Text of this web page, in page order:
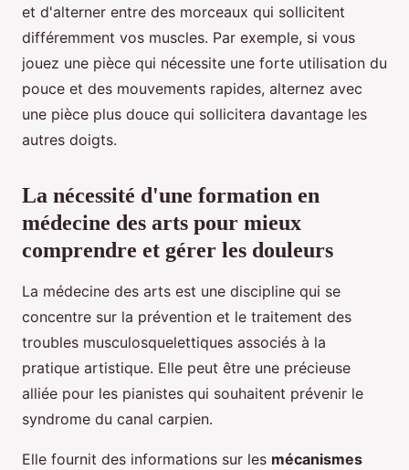
et d'alterner entre des morceaux qui sollicitent
différemment vos muscles. Par exemple, si vous
jouez une pièce qui nécessite une forte utilisation du
pouce et des mouvements rapides, alternez avec
une pièce plus douce qui sollicitera davantage les
autres doigts.
La nécessité d'une formation en
médecine des arts pour mieux
comprendre et gérer les douleurs
La médecine des arts est une discipline qui se
concentre sur la prévention et le traitement des
troubles musculosquelettiques associés à la
pratique artistique. Elle peut être une précieuse
alliée pour les pianistes qui souhaitent prévenir le
syndrome du canal carpien.
Elle fournit des informations sur les mécanismes